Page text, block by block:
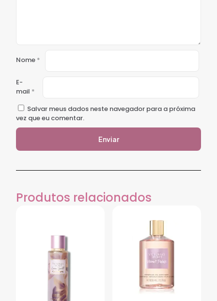
Nome *
E-
mail *
Salvar meus dados neste navegador para a próxima
vez que eu comentar.
Produtos relacionados